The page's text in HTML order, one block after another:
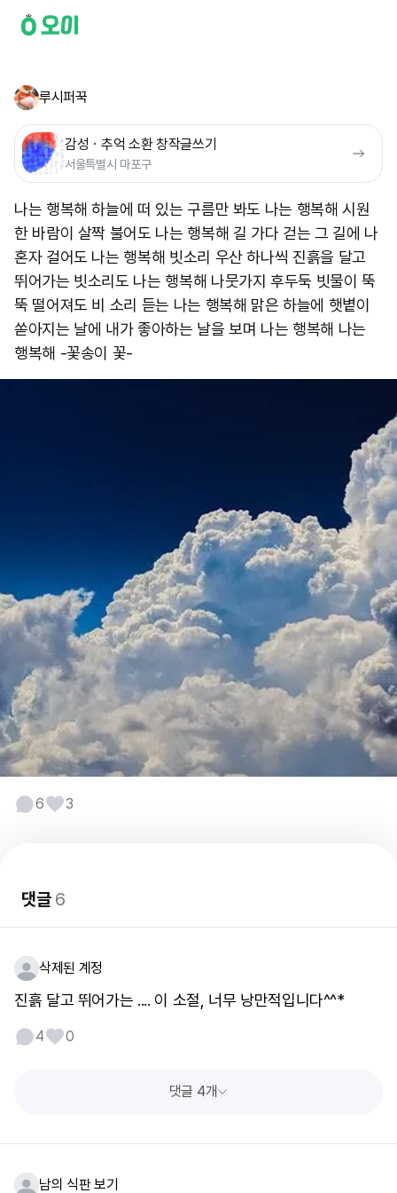
루시퍼꾹
감성ㆍ추억 소환 창작글쓰기
서울특별시 마포구
나는 행복해 하늘에 떠 있는 구름만 봐도 나는 행복해 시원
한 바람이 살짝 불어도 나는 행복해 길 가다 걷는 그 길에 나
혼자 걸어도 나는 행복해 빗소리 우산 하나씩 진흙을 달고
뛰어가는 빗소리도 나는 행복해 나뭇가지 후두둑 빗물이 뚝
뚝 떨어져도 비 소리 듣는 나는 행복해 맑은 하늘에 햇볕이
쏟아지는 날에 내가 좋아하는 날을 보며 나는 행복해 나는
행복해 -꽃송이 꽃-
6 3
댓글6
삭제된 계정
진흙 달고 뛰어가는 .... 이 소절, 너무 낭만적입니다^^*
4 0
댓글 4개
남의 식판 보기